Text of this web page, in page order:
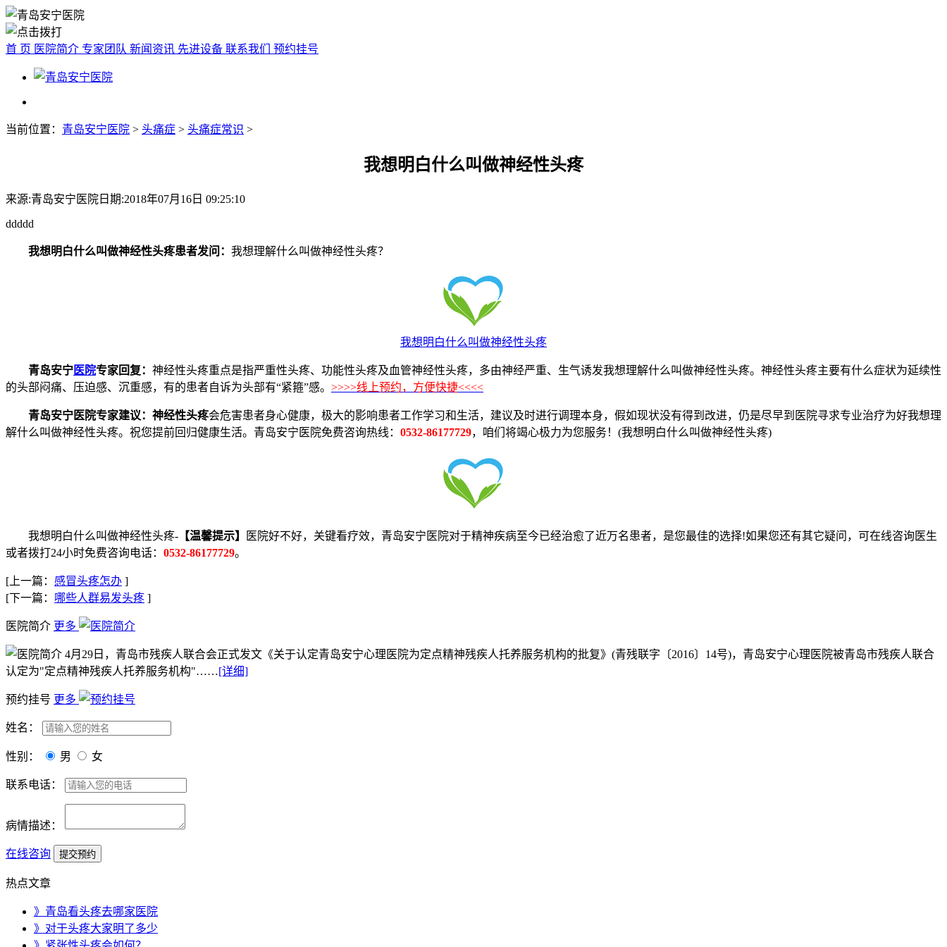
首 页 医院简介 专家团队 新闻资讯 先进设备 联系我们 预约挂号
当前位置： 青岛安宁医院 > 头痛症 > 头痛症常识 >
我想明白什么叫做神经性头疼
来源:青岛安宁医院 日期:2018年07月16日 09:25:10
ddddd
我想明白什么叫做神经性头疼患者发问： 我想理解什么叫做神经性头疼？
我想明白什么叫做神经性头疼
青岛安宁医院专家回复： 神经性头疼重点是指严重性头疼、功能性头疼及血管神经性头疼，多由神经严重、生气诱发我想理解什么叫做神经性头疼。神经性头疼主要有什么症状为延续性
的头部闷痛、压迫感、沉重感，有的患者自诉为头部有“紧箍”感。 >>>>线上预约，方便快捷<<<<
青岛安宁医院专家建议： 神经性头疼会危害患者身心健康，极大的影响患者工作学习和生活，建议及时进行调理本身，假如现状没有得到改进，仍是尽早到医院寻求专业治疗为好我想理
解什么叫做神经性头疼。祝您提前回归健康生活。青岛安宁医院免费咨询热线： 0532-86177729，咱们将竭心极力为您服务！(我想明白什么叫做神经性头疼)
我想明白什么叫做神经性头疼- 【温馨提示】
医院好不好，关键看疗效，青岛安宁医院对于精神疾病至今已经治愈了近万名患者，是您最佳的选择!如果您还有其它疑问，可在线咨询医生
或者拨打24小时免费咨询电话： 0532-86177729。
[上一篇： 感冒头疼怎办 ]
[下一篇： 哪些人群易发头疼 ]
医院简介 更多
4月29日，青岛市残疾人联合会正式发文《关于认定青岛安宁心理医院为定点精神残疾人托养服务机构的批复》(青残联字〔2016〕14号)，青岛安宁心理医院被青岛市残疾人联合
认定为"定点精神残疾人托养服务机构"……[详细]
预约挂号 更多
姓名：
性别： 男 女
联系电话：
病情描述：
在线咨询
热点文章
》青岛看头疼去哪家医院
》对于头疼大家明了多少